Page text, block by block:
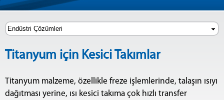
Titanyum için Kesici Takımlar
Titanyum malzeme, özellikle freze işlemlerinde, talaşın ısıyı
dağıtması yerine, ısı kesici takıma çok hızlı transfer